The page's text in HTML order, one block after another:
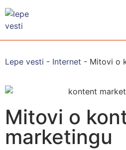
Lepe vesti - Internet - Mitovi o
Mitovi o
marketingu